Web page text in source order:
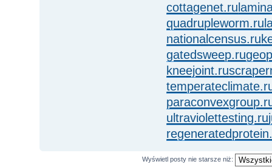
cottagenet.ru
quadrupleworm.ru
nationalcensus.ru
gatedsweep.ru
kneejoint.ru
ultraviolettesting.ru
Wyświetl posty nie starsze niż: